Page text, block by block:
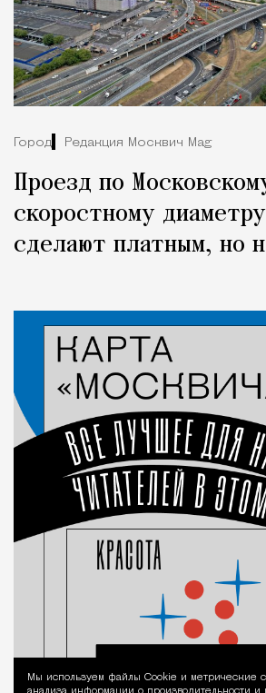
Город Редакция Москвич Mag
Проезд по
скоростному
сделают платным, но
Мы используем файлы Сookie и метрические